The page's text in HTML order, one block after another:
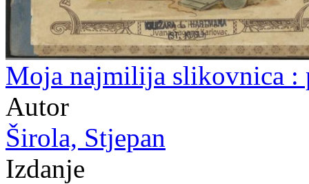
Moja najmilija slikovnica :
Autor
Širola, Stjepan
Izdanje